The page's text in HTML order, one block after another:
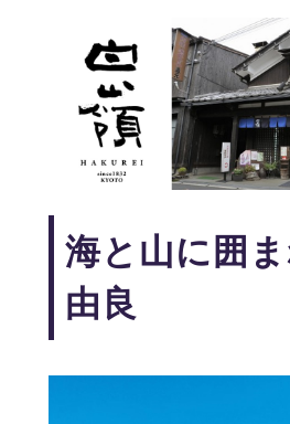
海と山に囲
由良